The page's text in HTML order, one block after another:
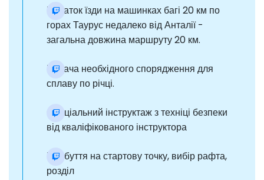
Початок їзди на машинках багі 20 км по
горах Таурус недалеко від Анталії -
загальна довжина маршруту 20 км.
Видача необхідного спорядження для
сплаву по річці.
Спеціальний інструктаж з техніці безпеки
від кваліфікованого інструктора
Прибуття на стартову точку, вибір рафта,
розділ